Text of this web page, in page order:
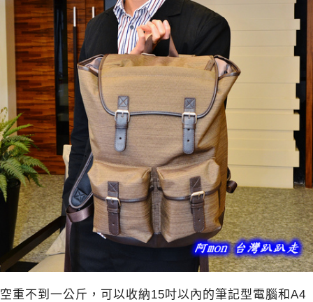
空重不到一公斤，可以收納15吋以內的筆記型電腦和A4